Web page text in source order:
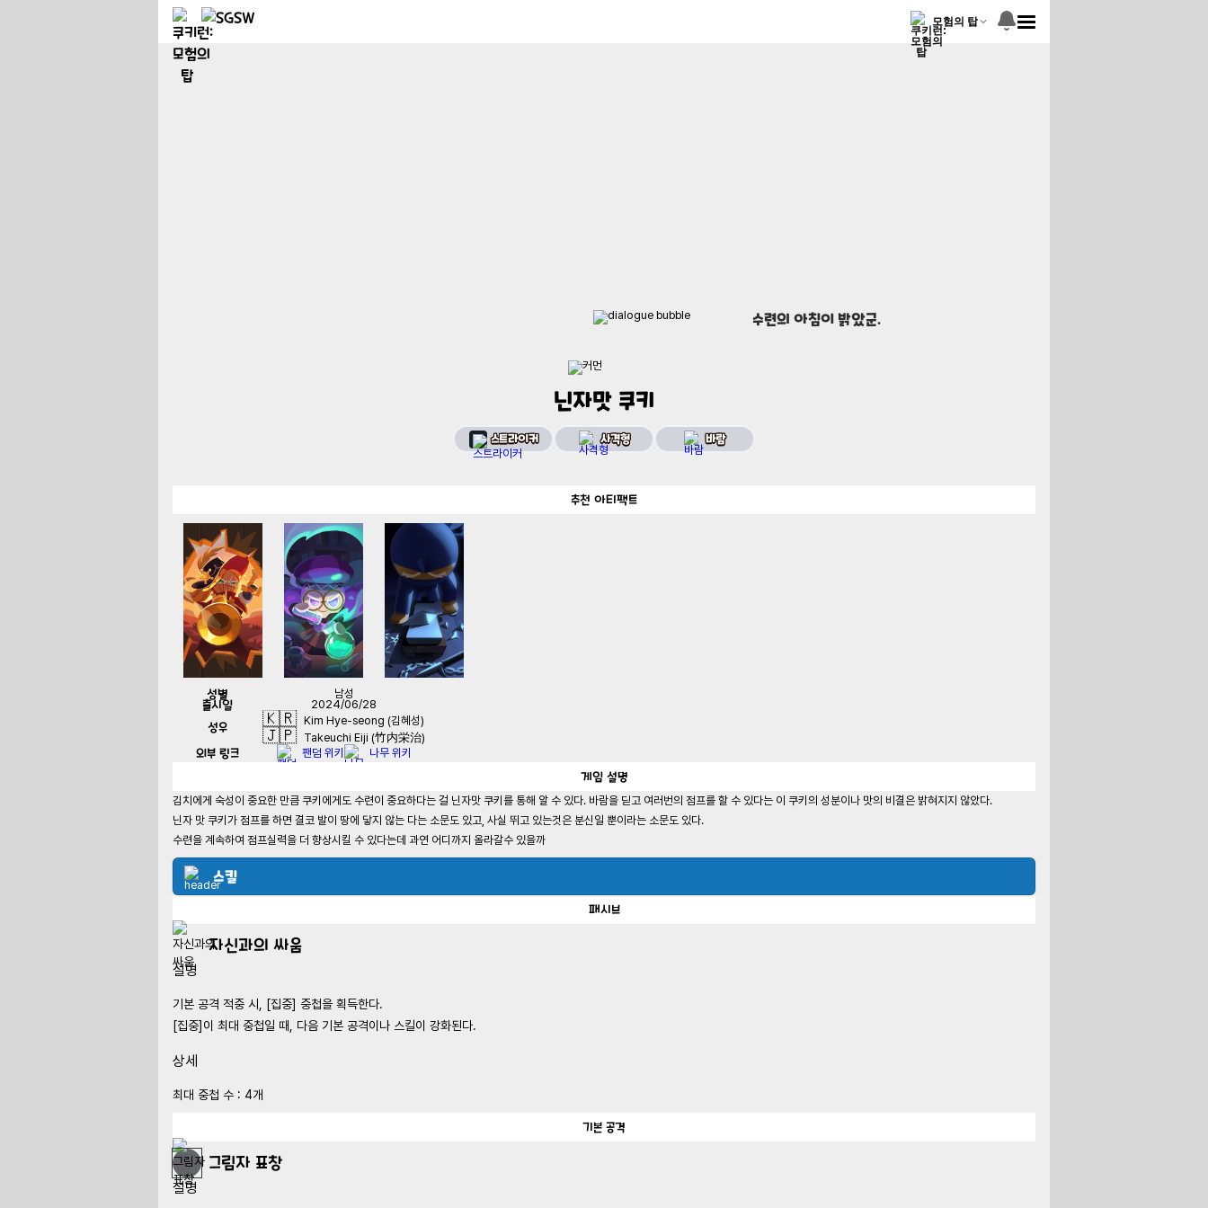
모험의 탑
수련의 아침이 밝았군.
닌자맛 쿠키
스트라이커 사격형 바람
추천 아티팩트
성별 남성
출시일 2024/06/28
성우 🇰🇷 Kim Hye-seong (김혜성)
🇯🇵 Takeuchi Eiji (竹内栄治)
외부 링크 팬덤 위키 나무 위키
게임 설명
김치에게 숙성이 중요한 만큼 쿠키에게도 수련이 중요하다는 걸 닌자맛 쿠키를 통해 알 수 있다. 바람을 딛고 여러번의 점프를 할 수 있다는 이 쿠키의 성분이나 맛의 비결은 밝혀지지 않았다.
닌자 맛 쿠키가 점프를 하면 결코 발이 땅에 닿지 않는 다는 소문도 있고, 사실 뛰고 있는것은 분신일 뿐이라는 소문도 있다.
수련을 계속하여 점프실력을 더 향상시킬 수 있다는데 과연 어디까지 올라갈수 있을까
스킬
패시브
자신과의 싸움
설명
기본 공격 적중 시, [집중] 중첩을 획득한다.
[집중]이 최대 중첩일 때, 다음 기본 공격이나 스킬이 강화된다.
상세
최대 중첩 수 : 4개
기본 공격
그림자 표창
설명